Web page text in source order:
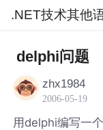
.NET技术其他
社区 .NET技
delphi问题
zhx1984
2006-05-19
用delphi编写一